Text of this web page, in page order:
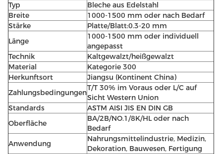
Typ
Bleche aus Edelstahl
Breite
1000-1500 mm oder nach Bedarf
Stärke
Platte/Blatt:0.3-20 mm
Länge
1000-1500 mm oder individuell
angepasst
Technik
Kaltgewalzt/heißgewalzt
Material
Kategorie 300
Herkunftsort
Jiangsu (Kontinent China)
Zahlungsbedingungen
T/T 30% im Voraus oder L/C auf
Sicht Western Union
Standards
ASTM AISI JIS EN DIN GB
Oberfläche
BA/2B/NO.1/8K/HL oder nach
Bedarf
Anwendung
Nahrungsmittelindustrie, Medizin,
Dekoration, Bauwesen, Fertigung